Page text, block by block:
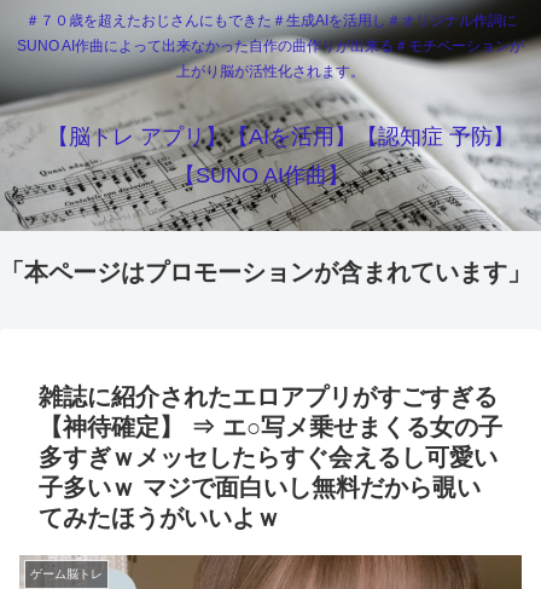
＃７０歳を超えたおじさんにもできた＃生成AIを活用し＃オリジナル作詞に
SUNO AI作曲によって出来なかった自作の曲作りが出来る＃モチベーションが
上がり脳が活性化されます。
【脳トレ アプリ】【AIを活用】【認知症 予防】
【SUNO AI作曲】
「本ページはプロモーションが含まれています」
雑誌に紹介されたエロアプリがすごすぎる
【神待確定】 ⇒ エ○写メ乗せまくる女の子
多すぎｗメッセしたらすぐ会えるし可愛い
子多いｗ マジで面白いし無料だから覗い
てみたほうがいいよｗ
ゲーム脳トレ